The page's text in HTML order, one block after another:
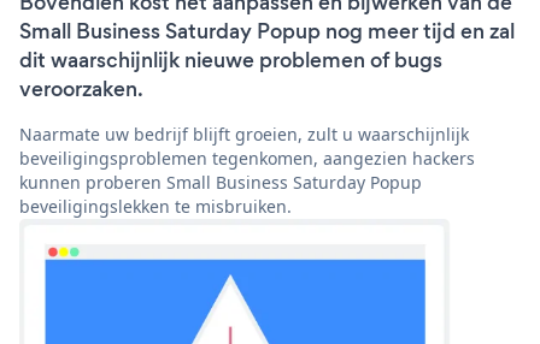
Small Business Saturday Popup nog meer tijd en zal
dit waarschijnlijk nieuwe problemen of bugs
veroorzaken.
Naarmate uw bedrijf blijft groeien, zult u waarschijnlijk
beveiligingsproblemen tegenkomen, aangezien hackers
kunnen proberen Small Business Saturday Popup
beveiligingslekken te misbruiken.